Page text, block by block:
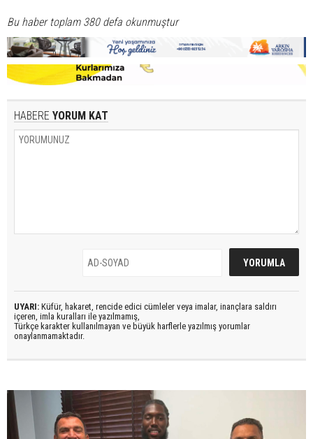
Bu haber toplam 380 defa okunmuştur
HABERE YORUM KAT
UYARI: Küfür, hakaret, rencide edici cümleler veya imalar, inançlara saldırı
içeren, imla kuralları ile yazılmamış,
Türkçe karakter kullanılmayan ve büyük harflerle yazılmış yorumlar
onaylanmamaktadır.